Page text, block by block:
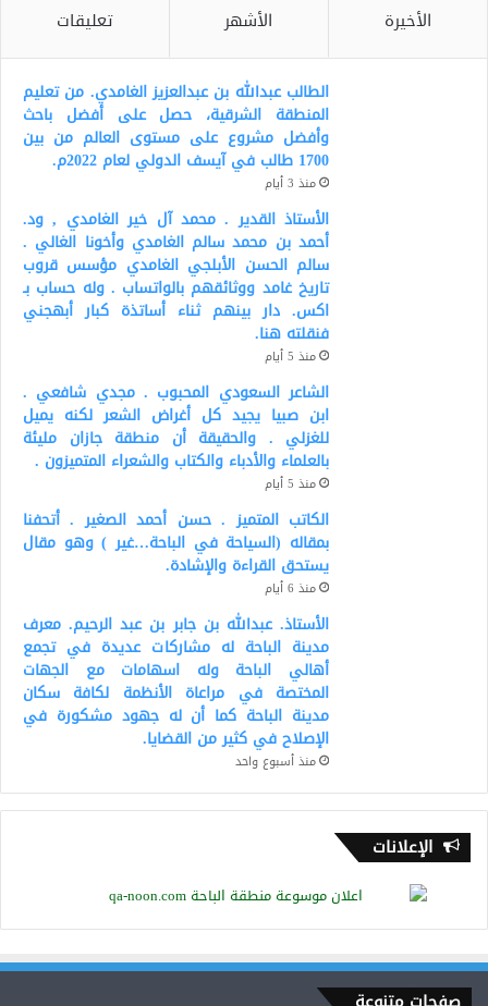
الأخيرة الأشهر تعليقات
الطالب عبدالله بن عبدالعزيز الغامدي. من تعليم
المنطقة الشرقية، حصل على أفضل باحث
وأفضل مشروع على مستوى العالم من بين
1700 طالب في آيسف الدولي لعام 2022م.
منذ 3 أيام
الأستاذ القدير . محمد آل خير الغامدي , ود.
أحمد بن محمد سالم الغامدي وأخونا الغالي .
سالم الحسن الأبلجي الغامدي مؤسس قروب
تاريخ غامد ووثائقهم بالواتساب . وله حساب بـ
اكس. دار بينهم ثناء أساتذة كبار أبهجني
فنقلته هنا.
منذ 5 أيام
الشاعر السعودي المحبوب . مجدي شافعي .
ابن صبيا يجيد كل أغراض الشعر لكنه يميل
للغزلي . والحقيقة أن منطقة جازان مليئة
بالعلماء والأدباء والكتاب والشعراء المتميزون .
منذ 5 أيام
الكاتب المتميز . حسن أحمد الصغير . أتحفنا
بمقاله (السياحة في الباحة…غير ) وهو مقال
يستحق القراءة والإشادة.
منذ 6 أيام
الأستاذ. عبدالله بن جابر بن عبد الرحيم. معرف
مدينة الباحة له مشاركات عديدة في تجمع
أهالي الباحة وله اسهامات مع الجهات
المختصة في مراعاة الأنظمة لكافة سكان
مدينة الباحة كما أن له جهود مشكورة في
الإصلاح في كثير من القضايا.
منذ أسبوع واحد
الإعلانات